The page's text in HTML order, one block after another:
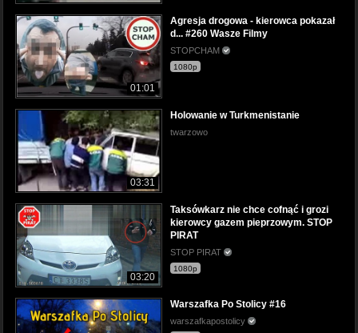
01:01
Agresja drogowa - kierowca pokazał
d... #260 Wasze Filmy
STOPCHAM
1080p
03:31
Holowanie w Turkmenistanie
twarzowo
03:20
Taksówkarz nie chce cofnąć i grozi
kierowcy gazem pieprzowym. STOP
PIRAT
STOP PIRAT
1080p
Warszafka Po Stolicy #16
warszafkapostolicy